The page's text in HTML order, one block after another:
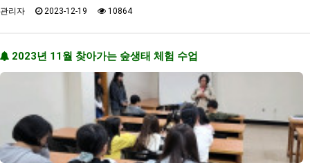
관리자 2023-12-19 10864
2023년 11월 찾아가는 숲생태 체험 수업